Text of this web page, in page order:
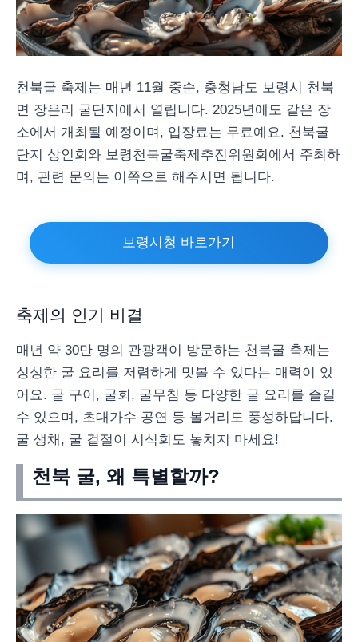
천북굴 축제는 매년 11월 중순, 충청남도 보령시 천북
면 장은리 굴단지에서 열립니다. 2025년에도 같은 장
소에서 개최될 예정이며, 입장료는 무료예요. 천북굴
단지 상인회와 보령천북굴축제추진위원회에서 주최하
며, 관련 문의는 이쪽으로 해주시면 됩니다.
보령시청 바로가기
축제의 인기 비결
매년 약 30만 명의 관광객이 방문하는 천북굴 축제는
싱싱한 굴 요리를 저렴하게 맛볼 수 있다는 매력이 있
어요. 굴 구이, 굴회, 굴무침 등 다양한 굴 요리를 즐길
수 있으며, 초대가수 공연 등 볼거리도 풍성하답니다.
굴 생채, 굴 겉절이 시식회도 놓치지 마세요!
천북 굴, 왜 특별할까?